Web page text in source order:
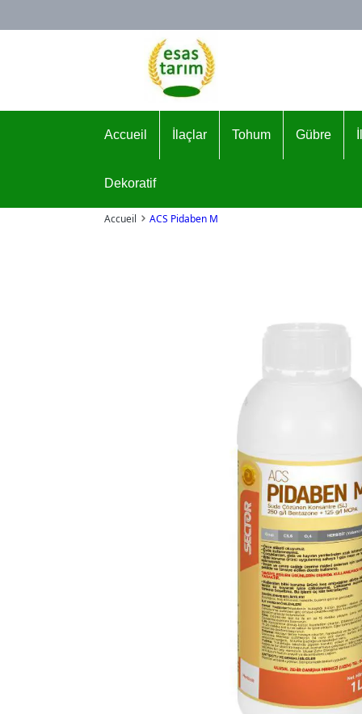
Logo
Accueil İlaçlar Tohum Gübre
Dekoratif
Accueil ACS Pidaben M